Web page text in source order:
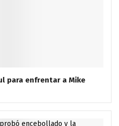
para enfrentar a Mike